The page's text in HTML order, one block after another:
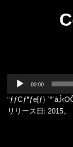
プ
レ
00:00
“ƒƒCƒ“ƒe[ƒ}
リリース日: 2015。